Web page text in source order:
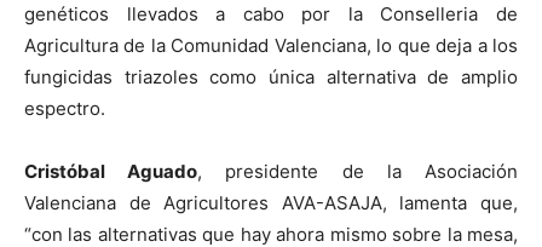
genéticos llevados a cabo por la Conselleria de
Agricultura de la Comunidad Valenciana, lo que deja a los
fungicidas triazoles como única alternativa de amplio
espectro.
Cristóbal Aguado, presidente de la Asociación
Valenciana de Agricultores AVA-ASAJA, lamenta que,
“con las alternativas que hay ahora mismo sobre la mesa,